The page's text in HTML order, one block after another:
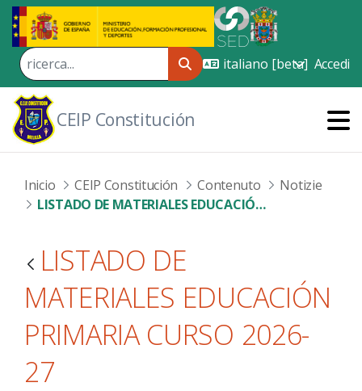
Skip to Main Content
Accedi
CEIP Constitución
Inicio CEIP Constitución Contenuto
Notizie
LISTADO DE MATERIALES EDUCACIÓN PRIMARIA CURSO 2026-27
LISTADO DE
MATERIALES EDUCACIÓN
PRIMARIA CURSO 2026-
27